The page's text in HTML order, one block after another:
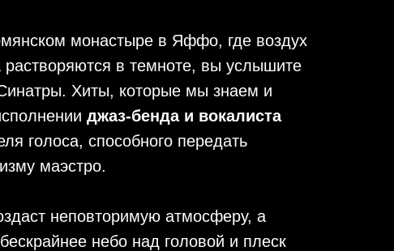
монастыре в Яффо, где воздух
растворяются в темноте, вы услышите
Хиты, которые мы знаем и
джаз-бенда и вокалиста
голоса, способного передать
маэстро.
неповторимую атмосферу, а
небо над головой и плеск